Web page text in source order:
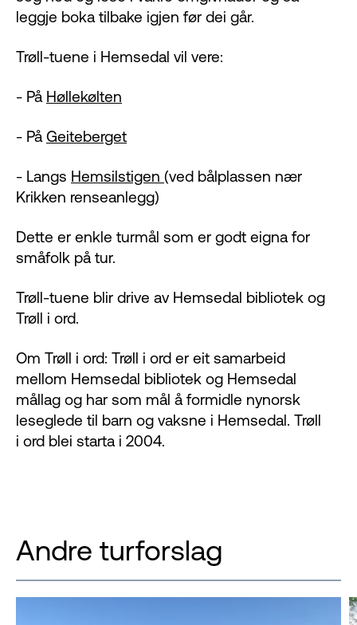
leggje boka tilbake igjen før dei går.
Trøll-tuene i Hemsedal vil vere:
- På Høllekølten
- På Geiteberget
- Langs Hemsilstigen (ved bålplassen nær
Krikken renseanlegg)
Dette er enkle turmål som er godt eigna for
småfolk på tur.
Trøll-tuene blir drive av Hemsedal bibliotek og
Trøll i ord.
Om Trøll i ord: Trøll i ord er eit samarbeid
mellom Hemsedal bibliotek og Hemsedal
mållag og har som mål å formidle nynorsk
leseglede til barn og vaksne i Hemsedal. Trøll
i ord blei starta i 2004.
Andre turforslag